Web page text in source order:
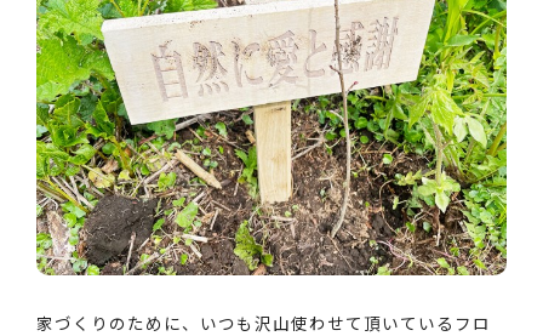
家づくりのために、いつも沢山使わせて頂いているフロ